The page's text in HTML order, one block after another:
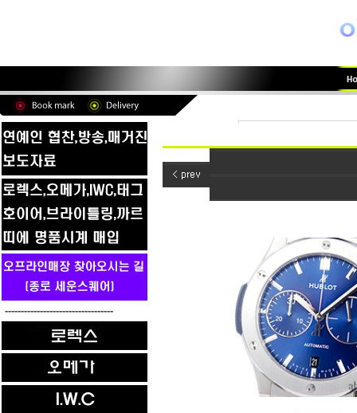
----------------------------------